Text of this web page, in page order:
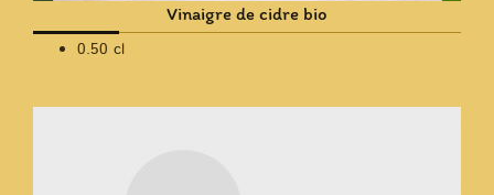
Vinaigre de cidre bio
0.50 cl